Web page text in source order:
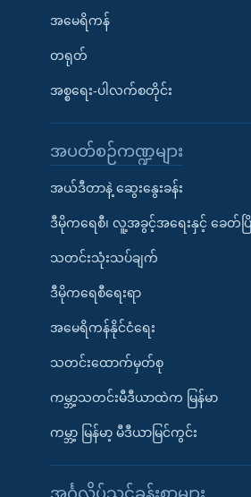
အမေရိကန်
တရုတ်
အစ္စရေး-ပါလက်စတိုင်း
အပတ်စဉ်ကဏ္ဍများ
အယ်ဒီတာနဲ့ ဆွေးနွေးခန်း
ဒီမိုကရေစီ၊ လူ့အခွင့်အရေးနှင့် ခေတ်ပ
သတင်းသုံးသပ်ချက်
ဒီမိုကရေစီရေးရာ
အမေရိကန်နိုင်ငံရေး
သတင်းထောက်မှတ်စု
ကမ္ဘာ့သတင်းမီဒီယာထဲက မြန်မာ
ကမ္ဘာ့ မြန်မာ့ မီဒီယာမြင်ကွင်း
အင်္ဂလိပ်သင်ခန်းစာများ